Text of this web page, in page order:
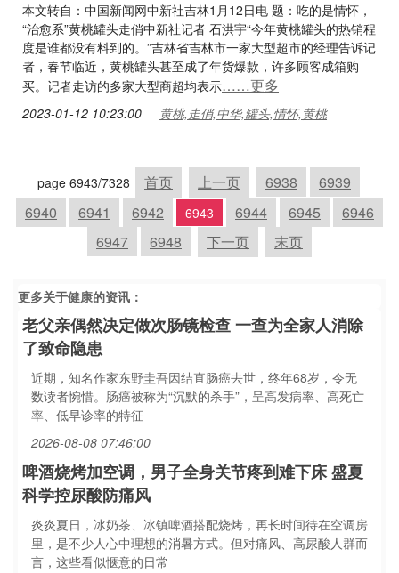
本文转自：中国新闻网中新社吉林1月12日电 题：吃的是情怀，
“治愈系”黄桃罐头走俏中新社记者 石洪宇“今年黄桃罐头的热销程
度是谁都没有料到的。”吉林省吉林市一家大型超市的经理告诉记
者，春节临近，黄桃罐头甚至成了年货爆款，许多顾客成箱购
买。记者走访的多家大型商超均表示……更多
2023-01-12 10:23:00 黄桃,走俏,中华,罐头,情怀,黄桃
page 6943/7328 首页 上一页 6938
6939
6940
6941 6942 6943 6944 6945
6946
6947
6948 下一页 末页
更多关于健康的资讯：
老父亲偶然决定做次肠镜检查 一查为全家人消除
了致命隐患
近期，知名作家东野圭吾因结直肠癌去世，终年68岁，令无
数读者惋惜。肠癌被称为“沉默的杀手”，呈高发病率、高死亡
率、低早诊率的特征
2026-08-08 07:46:00
啤酒烧烤加空调，男子全身关节疼到难下床 盛夏
科学控尿酸防痛风
炎炎夏日，冰奶茶、冰镇啤酒搭配烧烤，再长时间待在空调房
里，是不少人心中理想的消暑方式。但对痛风、高尿酸人群而
言，这些看似惬意的日常